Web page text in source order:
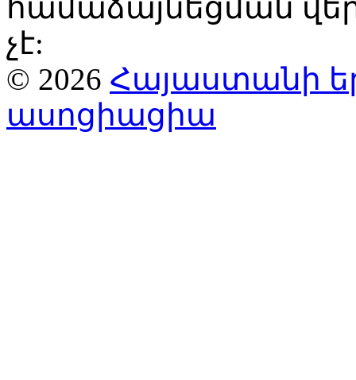
համաձայնեցման
չէ:
© 2026 Հայաստանի
ասոցիացիա